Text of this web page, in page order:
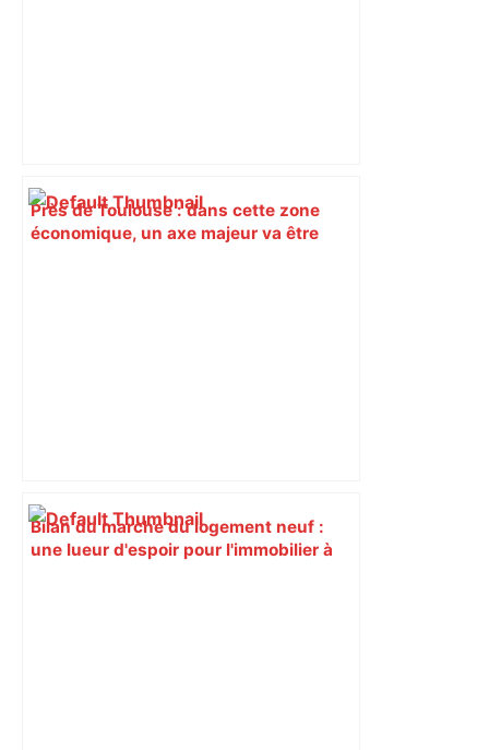
Près de Toulouse : dans cette zone
économique, un axe majeur va être
Bilan du marché du logement neuf :
une lueur d'espoir pour l'immobilier à